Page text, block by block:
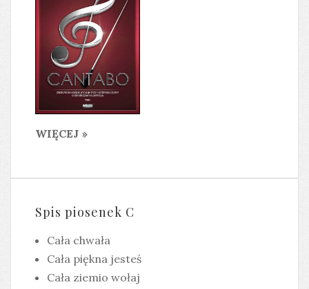
WIĘCEJ »
Spis piosenek C
Cała chwała
Cała piękna jesteś
Cała ziemio wołaj